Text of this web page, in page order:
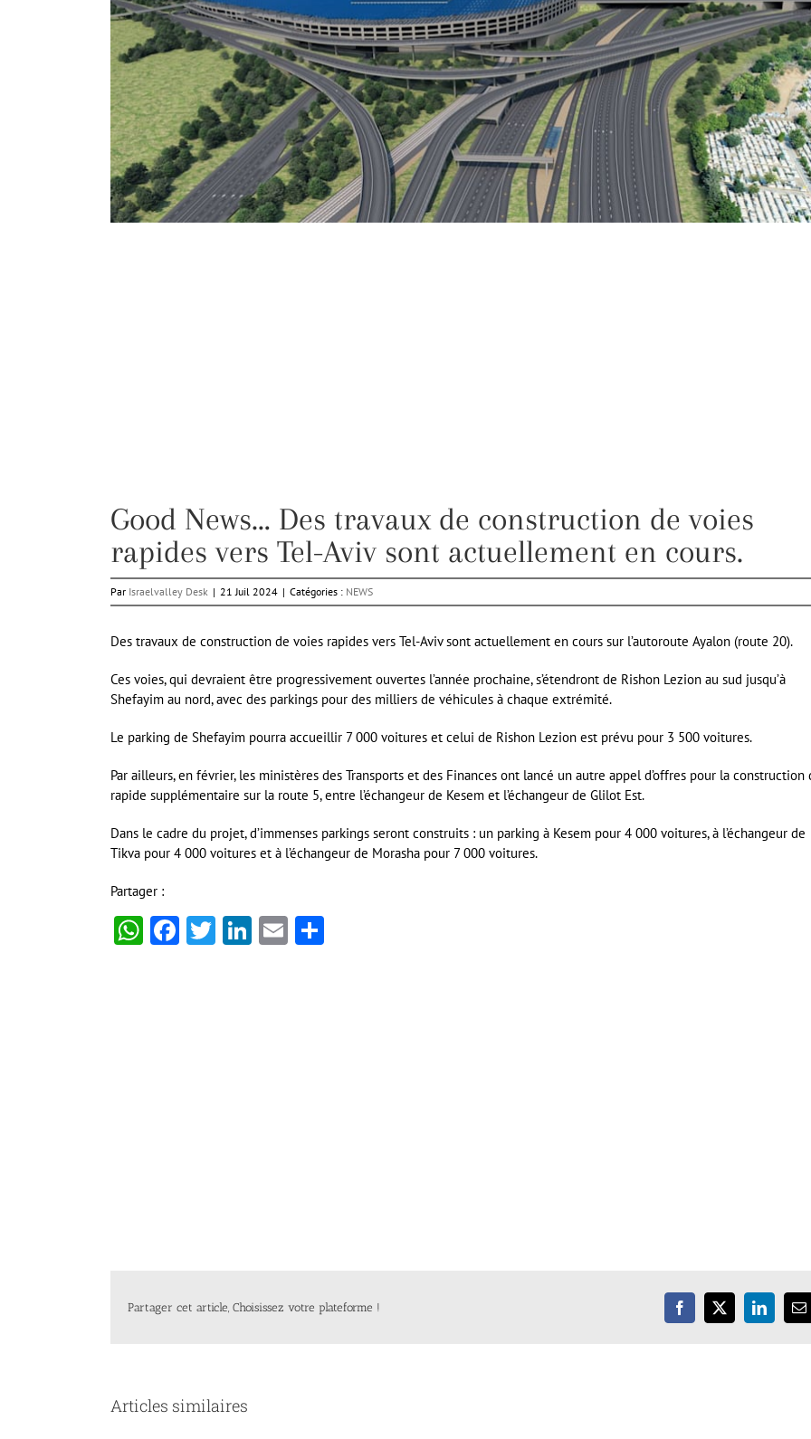
Good News… Des travaux de construction de voies
rapides vers Tel-Aviv sont actuellement en cours.
Par Israelvalley Desk | 21 Juil 2024 | Catégories : NEWS
Des travaux de construction de voies rapides vers Tel-Aviv sont actuellement en cours sur l’autoroute Ayalon (route 20).
Ces voies, qui devraient être progressivement ouvertes l’année prochaine, s’étendront de Rishon Lezion au sud jusqu’à
Shefayim au nord, avec des parkings pour des milliers de véhicules à chaque extrémité.
Le parking de Shefayim pourra accueillir 7 000 voitures et celui de Rishon Lezion est prévu pour 3 500 voitures.
Par ailleurs, en février, les ministères des Transports et des Finances ont lancé un autre appel d’offres pour la construction
rapide supplémentaire sur la route 5, entre l’échangeur de Kesem et l’échangeur de Glilot Est.
Dans le cadre du projet, d’immenses parkings seront construits : un parking à Kesem pour 4 000 voitures, à l’échangeur de
Tikva pour 4 000 voitures et à l’échangeur de Morasha pour 7 000 voitures.
Partager :
WhatsApp
Facebook
Twitter
LinkedIn
Email
Partager cet article, Choisissez votre plateforme ! Facebook
X LinkedIn
Articles similaires